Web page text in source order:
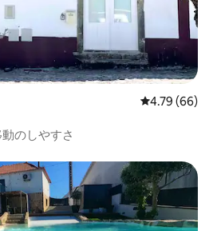
レビュー66
4.79 (66)
のしやすさ
です。